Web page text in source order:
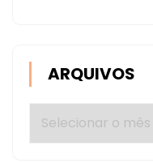
ARQUIVOS
Arquivos